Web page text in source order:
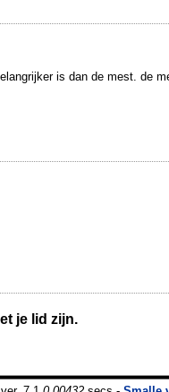
is dan de mest. de
je lid zijn.